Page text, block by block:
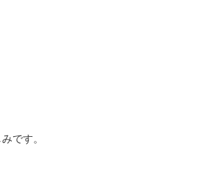
です。